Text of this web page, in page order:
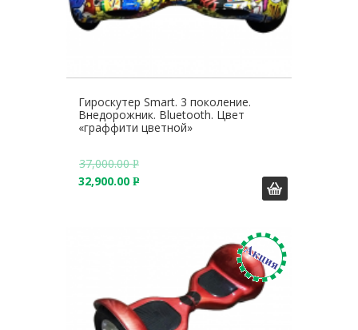
Гироскутер Smart. 3 поколение.
Внедорожник. Bluetooth. Цвет
«граффити цветной»
37,000.00Р
У
32,900.00 Р